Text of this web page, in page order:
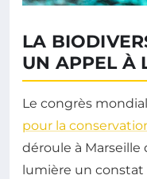
LA
UN APPEL À
Le congrès
pour la
déroule à Marseille
lumière un constat